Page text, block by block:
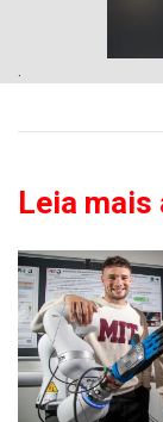
Leia mais